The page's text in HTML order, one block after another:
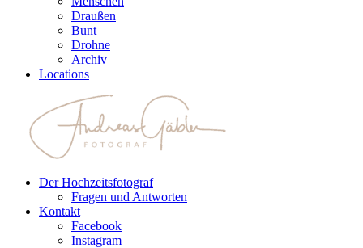
Draußen
Bunt
Drohne
Archiv
Locations
Der Hochzeitsfotograf
Fragen und Antworten
Kontakt
Facebook
Instagram